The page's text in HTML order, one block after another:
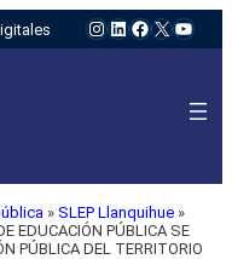
Instagram
LinkedIn
Facebook
X
» SLEP Llanquihue »
EDUCACIÓN PÚBLICA SE
PÚBLICA DEL TERRITORIO